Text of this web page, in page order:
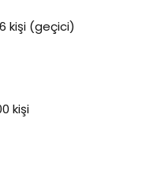
kişi (geçici)
kişi